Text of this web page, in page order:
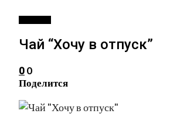
Чай “Хочу в отпуск”
0 0
Поделится